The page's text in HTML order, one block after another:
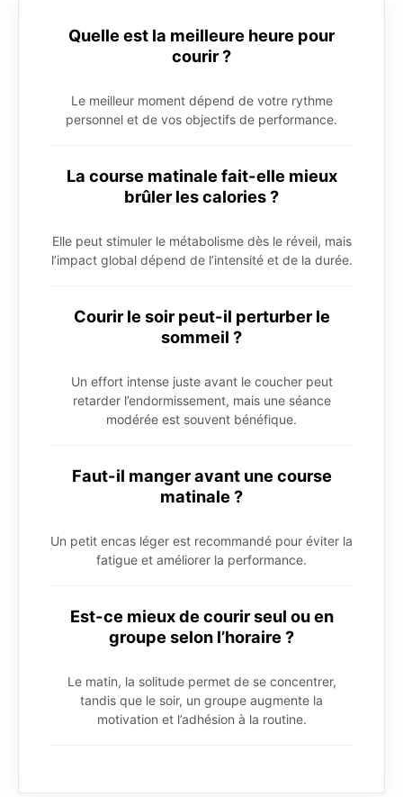
Quelle est la meilleure heure pour
courir ?
Le meilleur moment dépend de votre rythme
personnel et de vos objectifs de performance.
La course matinale fait-elle mieux
brûler les calories ?
Elle peut stimuler le métabolisme dès le réveil, mais
l’impact global dépend de l’intensité et de la durée.
Courir le soir peut-il perturber le
sommeil ?
Un effort intense juste avant le coucher peut
retarder l’endormissement, mais une séance
modérée est souvent bénéfique.
Faut-il manger avant une course
matinale ?
Un petit encas léger est recommandé pour éviter la
fatigue et améliorer la performance.
Est-ce mieux de courir seul ou en
groupe selon l’horaire ?
Le matin, la solitude permet de se concentrer,
tandis que le soir, un groupe augmente la
motivation et l’adhésion à la routine.